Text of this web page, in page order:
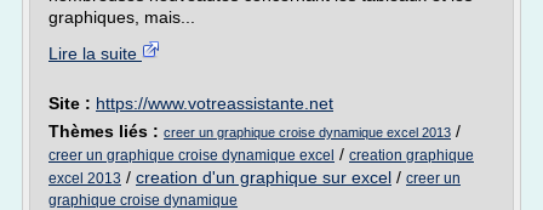
graphiques, mais...
Lire la suite
Site : https://www.votreassistante.net
Thèmes liés : creer un graphique croise dynamique excel 2013 /
creer un graphique croise dynamique excel / creation graphique
excel 2013 / creation d'un graphique sur excel / creer un
graphique croise dynamique